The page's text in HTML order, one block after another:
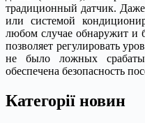
традиционный датчик.
или системой
любом случае обнаружит и
позволяет регулировать
не было ложных
обеспечена безопасность
Категорії новин